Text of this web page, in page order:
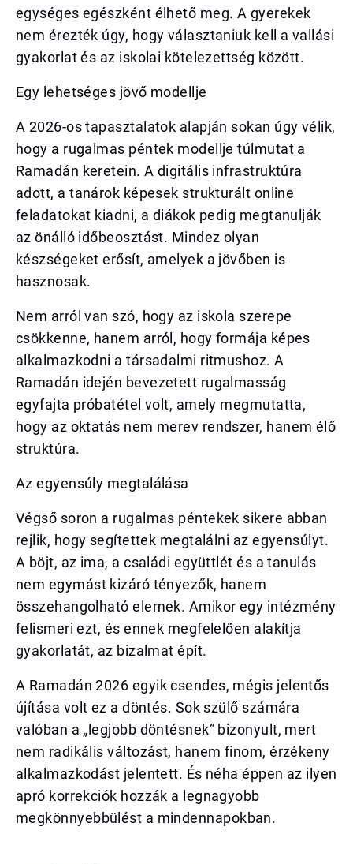
egységes egészként élhető meg. A gyerekek
nem érezték úgy, hogy választaniuk kell a vallási
gyakorlat és az iskolai kötelezettség között.
Egy lehetséges jövő modellje
A 2026-os tapasztalatok alapján sokan úgy vélik,
hogy a rugalmas péntek modellje túlmutat a
Ramadán keretein. A digitális infrastruktúra
adott, a tanárok képesek strukturált online
feladatokat kiadni, a diákok pedig megtanulják
az önálló időbeosztást. Mindez olyan
készségeket erősít, amelyek a jövőben is
hasznosak.
Nem arról van szó, hogy az iskola szerepe
csökkenne, hanem arról, hogy formája képes
alkalmazkodni a társadalmi ritmushoz. A
Ramadán idején bevezetett rugalmasság
egyfajta próbatétel volt, amely megmutatta,
hogy az oktatás nem merev rendszer, hanem élő
struktúra.
Az egyensúly megtalálása
Végső soron a rugalmas péntekek sikere abban
rejlik, hogy segítettek megtalálni az egyensúlyt.
A böjt, az ima, a családi együttlét és a tanulás
nem egymást kizáró tényezők, hanem
összehangolható elemek. Amikor egy intézmény
felismeri ezt, és ennek megfelelően alakítja
gyakorlatát, az bizalmat épít.
A Ramadán 2026 egyik csendes, mégis jelentős
újítása volt ez a döntés. Sok szülő számára
valóban a „legjobb döntésnek” bizonyult, mert
nem radikális változást, hanem finom, érzékeny
alkalmazkodást jelentett. És néha éppen az ilyen
apró korrekciók hozzák a legnagyobb
megkönnyebbülést a mindennapokban.